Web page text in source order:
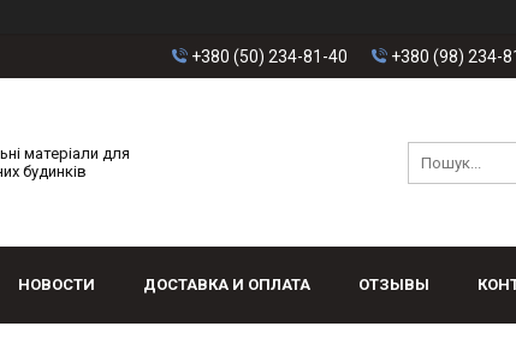
+380 (50) 234-81-40 +380 (98) 234-
матеріали для
будинків
НОВОСТИ ДОСТАВКА И ОПЛАТА ОТЗЫВЫ